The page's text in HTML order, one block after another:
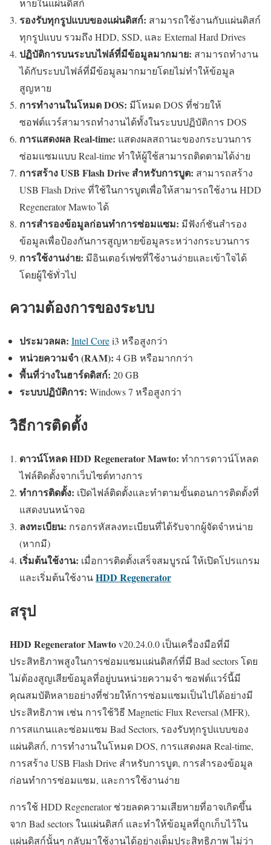
รองรับทุกรูปแบบของแผ่นดิสก์: สามารถใช้งานกับแผ่นดิสก์
ทุกรูปแบบ รวมถึง HDD, SSD, และ External Hard Drives
ปฏิบัติการบนระบบไฟล์ที่มีข้อมูลมากมาย: สามารถทำงาน
ได้กับระบบไฟล์ที่มีข้อมูลมากมายโดยไม่ทำให้ข้อมูล
สูญหาย
การทำงานในโหมด DOS: มีโหมด DOS ที่ช่วยให้
ซอฟต์แวร์สามารถทำงานได้ทั้งในระบบปฏิบัติการ DOS
การแสดงผล Real-time: แสดงผลสถานะของกระบวนการ
ซ่อมแซมแบบ Real-time ทำให้ผู้ใช้สามารถติดตามได้ง่าย
การสร้าง USB Flash Drive สำหรับการบูต: สามารถสร้าง
USB Flash Drive ที่ใช้ในการบูตเพื่อให้สามารถใช้งาน HDD
Regenerator Mawto ได้
การสำรองข้อมูลก่อนทำการซ่อมแซม: มีฟังก์ชันสำรอง
ข้อมูลเพื่อป้องกันการสูญหายข้อมูลระหว่างกระบวนการ
การใช้งานง่าย: มีอินเตอร์เฟซที่ใช้งานง่ายและเข้าใจได้
โดยผู้ใช้ทั่วไป
ความต้องการของระบบ
ประมวลผล: Intel Corei3 หรือสูงกว่า
หน่วยความจำ (RAM): 4 GB หรือมากกว่า
พื้นที่ว่างในฮาร์ดดิสก์: 20 GB
ระบบปฏิบัติการ: Windows 7 หรือสูงกว่า
วิธีการติดตั้ง
ดาวน์โหลด HDD Regenerator Mawto: ทำการดาวน์โหลด
ไฟล์ติดตั้งจากเว็บไซต์ทางการ
ทำการติดตั้ง: เปิดไฟล์ติดตั้งและทำตามขั้นตอนการติดตั้งที่
แสดงบนหน้าจอ
ลงทะเบียน: กรอกรหัสลงทะเบียนที่ได้รับจากผู้จัดจำหน่าย
(หากมี)
เริ่มต้นใช้งาน: เมื่อการติดตั้งเสร็จสมบูรณ์ ให้เปิดโปรแกรม
และเริ่มต้นใช้งานHDD Regenerator
สรุป
HDD Regenerator Mawtov20.24.0.0 เป็นเครื่องมือที่มี
ประสิทธิภาพสูงในการซ่อมแซมแผ่นดิสก์ที่มี Bad sectors โดย
ไม่ต้องสูญเสียข้อมูลที่อยู่บนหน่วยความจำ ซอฟต์แวร์นี้มี
คุณสมบัติหลายอย่างที่ช่วยให้การซ่อมแซมเป็นไปได้อย่างมี
ประสิทธิภาพ เช่น การใช้วิธี Magnetic Flux Reversal (MFR),
การสแกนและซ่อมแซม Bad Sectors, รองรับทุกรูปแบบของ
แผ่นดิสก์, การทำงานในโหมด DOS, การแสดงผล Real-time,
การสร้าง USB Flash Drive สำหรับการบูต, การสำรองข้อมูล
ก่อนทำการซ่อมแซม, และการใช้งานง่าย
การใช้ HDD Regenerator ช่วยลดความเสียหายที่อาจเกิดขึ้น
จาก Bad sectors ในแผ่นดิสก์ และทำให้ข้อมูลที่ถูกเก็บไว้ใน
แผ่นดิสก์นั้นๆ กลับมาใช้งานได้อย่างเต็มประสิทธิภาพ ไม่ว่า